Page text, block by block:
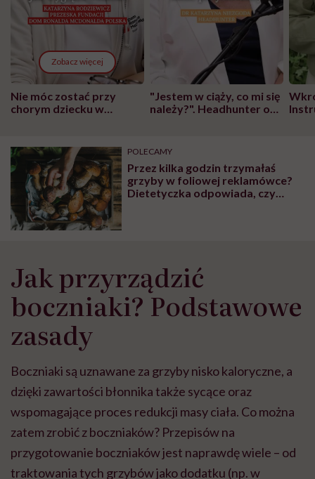
Zobacz więcej
Nie móc zostać przy
chorym dziecku w
może chyba tylko
głupota i brak
wyobraźni"
"Jestem w ciąży, co mi się
należy?". Headhunter o
pracy
POLECAMY
Przez kilka godzin trzymałaś
grzyby w foliowej reklamówce?
Dietetyczka odpowiada, czy
Jak przyrządzić
boczniaki? Podstawowe
zasady
Boczniaki są uznawane za grzyby nisko kaloryczne, a
dzięki zawartości błonnika także sycące oraz
wspomagające proces redukcji masy ciała. Co można
zatem zrobić z boczniaków? Przepisów na
przygotowanie boczniaków jest naprawdę wiele – od
traktowania tych grzybów jako dodatku (np. w